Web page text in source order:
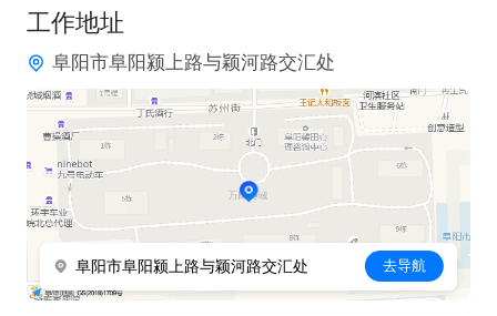
工作地址
阜阳市阜阳颍上路与颖河路交汇处
阜阳市阜阳颍上路与颖河路交汇处 去导航